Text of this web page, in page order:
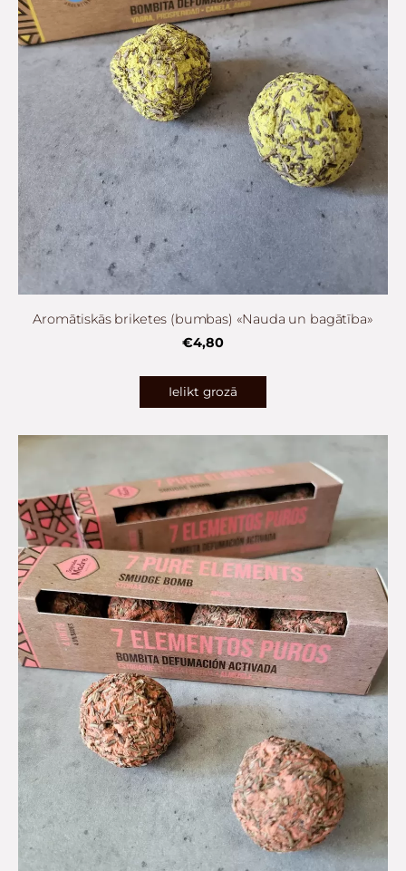
Aromātiskās briketes (bumbas) «Nauda un bagātība»
€4,80
Ielikt grozā